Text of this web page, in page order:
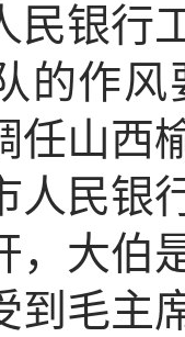
民银行
的作
任山西
人民银
，大伯
到毛主